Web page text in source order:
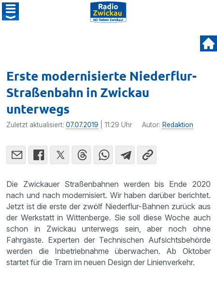
Erste modernisierte Niederflur-
Straßenbahn in Zwickau
unterwegs
Zuletzt aktualisiert:07.07.2019 | 11:29 Uhr Autor: Redaktion
Die Zwickauer Straßenbahnen werden bis Ende 2020
nach und nach modernisiert. Wir haben darüber berichtet.
Jetzt ist die erste der zwölf Niederflur-Bahnen zurück aus
der Werkstatt in Wittenberge. Sie soll diese Woche auch
schon in Zwickau unterwegs sein, aber noch ohne
Fahrgäste. Experten der Technischen Aufsichtsbehörde
werden die Inbetriebnahme überwachen. Ab Oktober
startet für die Tram im neuen Design der Linienverkehr.